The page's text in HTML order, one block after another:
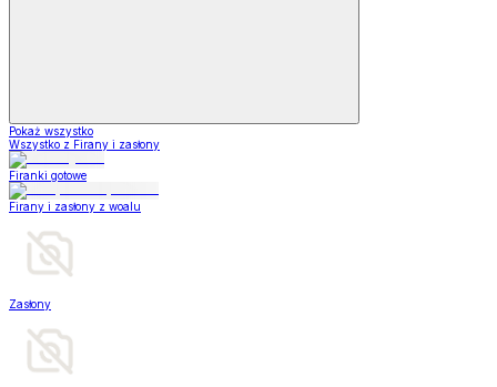
Pokaż wszystko
Wszystko z Firany i zasłony
Firanki gotowe
Firany i zasłony z woalu
Zasłony